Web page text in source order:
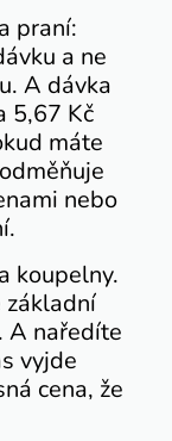
praní:
a ne
A dávka
5,67 Kč
máte
nebo
koupelny.
základní
A naředíte
vyjde
cena, že